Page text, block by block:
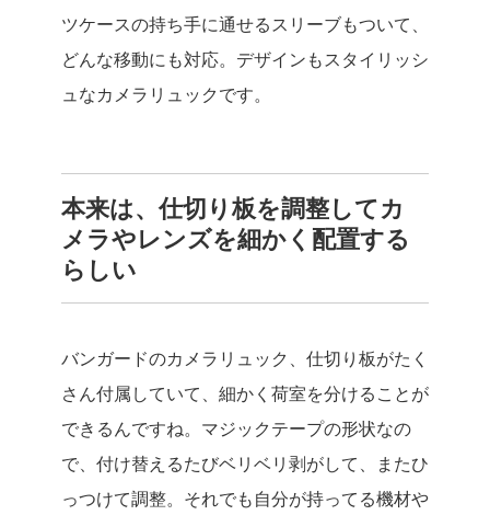
ツケースの持ち手に通せるスリーブもついて、
どんな移動にも対応。デザインもスタイリッシ
ュなカメラリュックです。
本来は、仕切り板を調整してカ
メラやレンズを細かく配置する
らしい
バンガードのカメラリュック、仕切り板がたく
さん付属していて、細かく荷室を分けることが
できるんですね。マジックテープの形状なの
で、付け替えるたびベリベリ剥がして、またひ
っつけて調整。それでも自分が持ってる機材や